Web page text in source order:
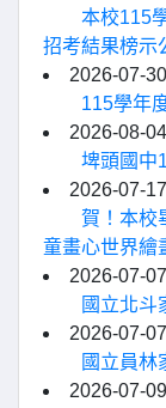
本校115
招考結果榜示
2026-07-30
115學年
2026-08-04
埤頭國中
2026-07-17
賀！本校
童畫心世界繪
2026-07-07
國立北斗
2026-07-07
國立員林
2026-07-09